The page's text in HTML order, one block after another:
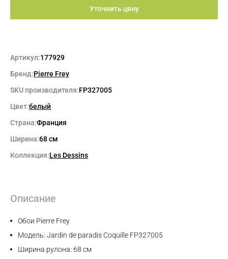
Уточнить цену
Артикул:177929
Бренд:Pierre Frey
SKU производителя:FP327005
Цвет:белый
Страна:Франция
Ширина:68 см
Коллекция:Les Dessins
Описание
Обои Pierre Frey
Модель: Jardin de paradis Coquille FP327005
Ширина рулона: 68 см